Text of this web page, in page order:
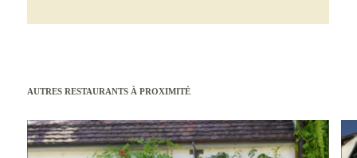
AUTRES RESTAURANTS À PROXIMITÉ
En savoir plus